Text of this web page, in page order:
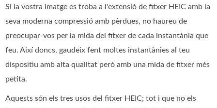
Si la vostra imatge es troba a l'extensió de fitxer HEIC amb la
seva moderna compressió amb pèrdues, no haureu de
preocupar-vos per la mida del fitxer de cada instantània que
feu. Així doncs, gaudeix fent moltes instantànies al teu
dispositiu amb alta qualitat però amb una mida de fitxer més
petita.
Aquests són els tres usos del fitxer HEIC; tot i que no els